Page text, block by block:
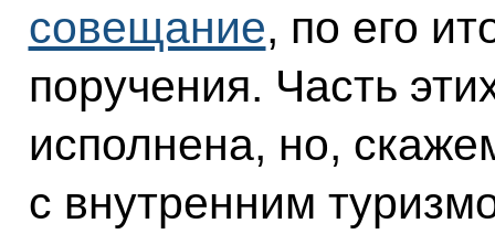
совещание, по его
поручения. Часть
исполнена, но,
с внутренним